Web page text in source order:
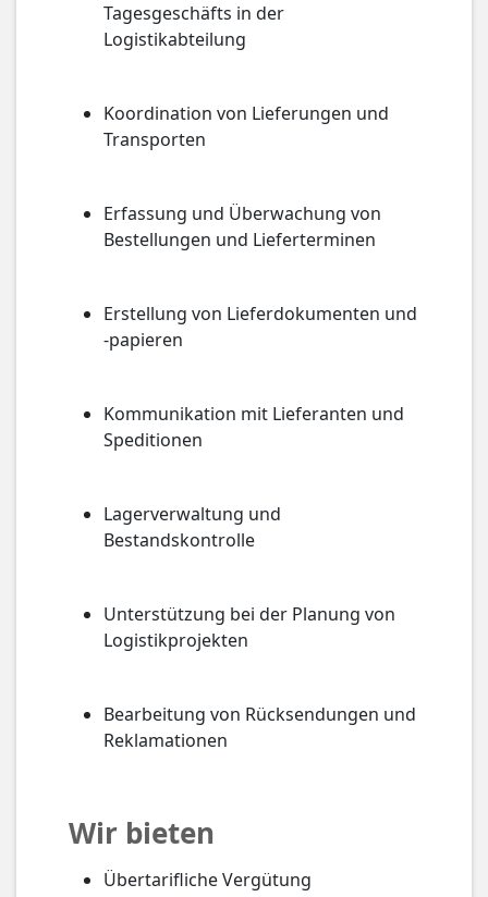
Tagesgeschäfts in der
Logistikabteilung
Koordination von Lieferungen und
Transporten
Erfassung und Überwachung von
Bestellungen und Lieferterminen
Erstellung von Lieferdokumenten und
-papieren
Kommunikation mit Lieferanten und
Speditionen
Lagerverwaltung und
Bestandskontrolle
Unterstützung bei der Planung von
Logistikprojekten
Bearbeitung von Rücksendungen und
Reklamationen
Wir bieten
Übertarifliche Vergütung